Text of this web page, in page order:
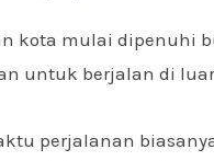
kota mulai dipenuhi
untuk berjalan di
perjalanan